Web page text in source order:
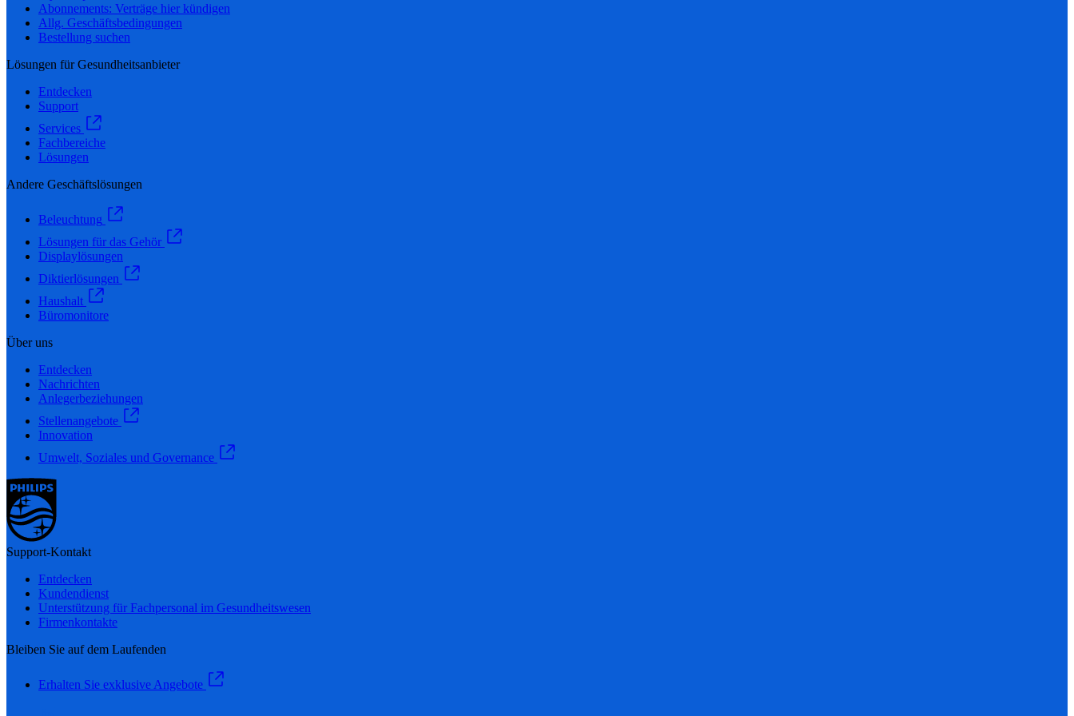
Abonnements: Verträge hier kündigen
Allg. Geschäftsbedingungen
Bestellung suchen
Lösungen für Gesundheitsanbieter
Entdecken
Support
Services
Fachbereiche
Lösungen
Andere Geschäftslösungen
Beleuchtung
Lösungen für das Gehör
Displaylösungen
Diktierlösungen
Haushalt
Büromonitore
Über uns
Entdecken
Nachrichten
Anlegerbeziehungen
Stellenangebote
Innovation
Umwelt, Soziales und Governance
Support-Kontakt
Entdecken
Kundendienst
Unterstützung für Fachpersonal im Gesundheitswesen
Firmenkontakte
Bleiben Sie auf dem Laufenden
Erhalten Sie exklusive Angebote